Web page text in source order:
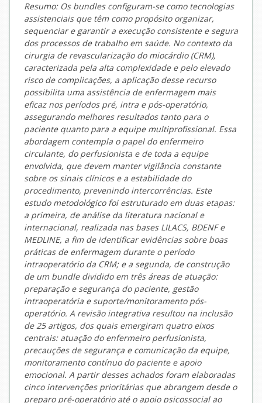
Resumo: Os bundles configuram-se como tecnologias
assistenciais que têm como propósito organizar,
sequenciar e garantir a execução consistente e segura
dos processos de trabalho em saúde. No contexto da
cirurgia de revascularização do miocárdio (CRM),
caracterizada pela alta complexidade e pelo elevado
risco de complicações, a aplicação desse recurso
possibilita uma assistência de enfermagem mais
eficaz nos períodos pré, intra e pós-operatório,
assegurando melhores resultados tanto para o
paciente quanto para a equipe multiprofissional. Essa
abordagem contempla o papel do enfermeiro
circulante, do perfusionista e de toda a equipe
envolvida, que devem manter vigilância constante
sobre os sinais clínicos e a estabilidade do
procedimento, prevenindo intercorrências. Este
estudo metodológico foi estruturado em duas etapas:
a primeira, de análise da literatura nacional e
internacional, realizada nas bases LILACS, BDENF e
MEDLINE, a fim de identificar evidências sobre boas
práticas de enfermagem durante o período
intraoperatório da CRM; e a segunda, de construção
de um bundle dividido em três áreas de atuação:
preparação e segurança do paciente, gestão
intraoperatória e suporte/monitoramento pós-
operatório. A revisão integrativa resultou na inclusão
de 25 artigos, dos quais emergiram quatro eixos
centrais: atuação do enfermeiro perfusionista,
precauções de segurança e comunicação da equipe,
monitoramento contínuo do paciente e apoio
emocional. A partir desses achados foram elaboradas
cinco intervenções prioritárias que abrangem desde o
preparo pré-operatório até o apoio psicossocial ao